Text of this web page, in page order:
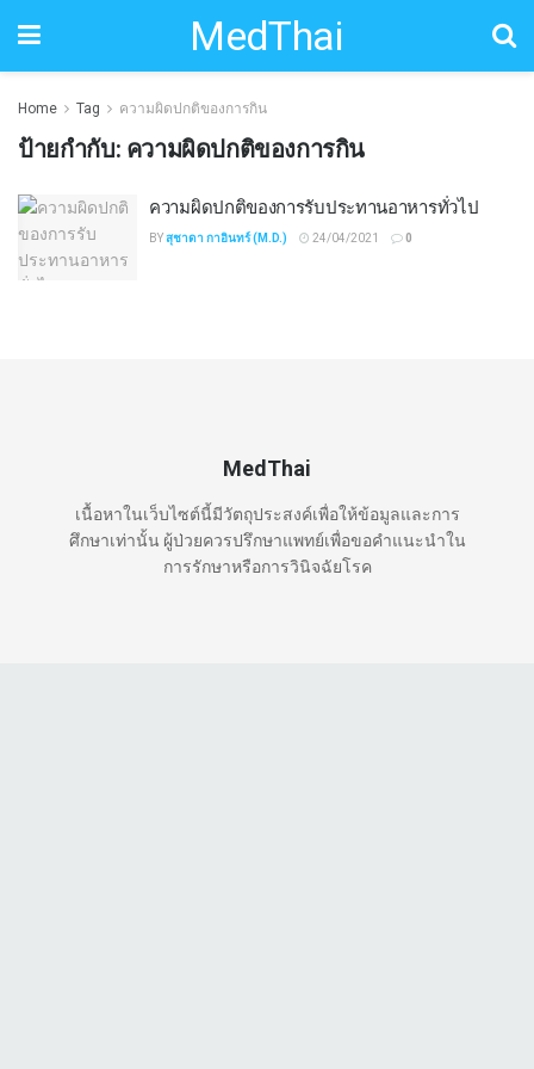
MedThai
Home Tag ความผิดปกติของการกิน
ป้ายกำกับ: ความผิดปกติของการกิน
ความผิดปกติของการรับประทานอาหารทั่วไป
BYสุชาดา กาอินทร์ (M.D.) 24/04/2021 0
MedThai
เนื้อหาในเว็บไซต์นี้มีวัตถุประสงค์เพื่อให้ข้อมูลและการ
ศึกษาเท่านั้น ผู้ป่วยควรปรึกษาแพทย์เพื่อขอคำแนะนำใน
การรักษาหรือการวินิจฉัยโรค